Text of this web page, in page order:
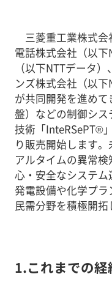
三菱重工業株式
電話株式会社（以
（以下NTTデータ
ンズ株式会社（以
が共同開発を進め
盤）などの制御シ
技術「InteRSePT®
り販売開始します
アルタイムの異常
心・安全なシステ
発電設備や化学プ
民需分野を積極開拓
1.これまでの経